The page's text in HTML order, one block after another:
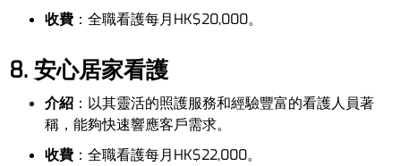
收費 ：全職看護每月HK$20,000。
8. 安心居家看護
介紹 ：以其靈活的照護服務和經驗豐富的看護人員著
稱，能夠快速響應客戶需求。
收費 ：全職看護每月HK$22,000。